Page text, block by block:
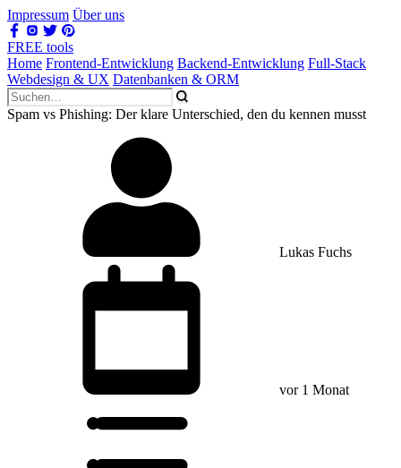
Impressum Über uns
FREE tools
Home Frontend-Entwicklung Backend-Entwicklung Full-Stack
Webdesign & UX Datenbanken & ORM
Spam vs Phishing: Der klare Unterschied, den du kennen musst
Lukas Fuchs
vor 1 Monat